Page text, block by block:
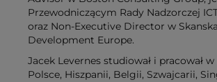
Przewodniczącym Rady Nadzorczej
oraz Non-Executive Director w
Development Europe.
Jacek Levernes studiował i pracował
Polsce, Hiszpanii, Belgii, Szwajcarii,